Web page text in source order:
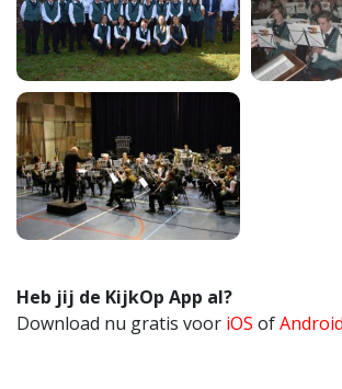
Heb jij de KijkOp App al?
Download nu gratis voor iOS ofAndroid